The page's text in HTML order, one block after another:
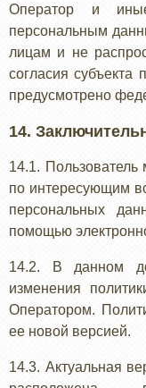
Оператор и
персональным
лицам и не
согласия
предусмотрено
14.
14.1.
по интересующим
персональных
помощью
14.2. В данном
изменения
Оператором.
ее новой версией.
14.3. Актуальная